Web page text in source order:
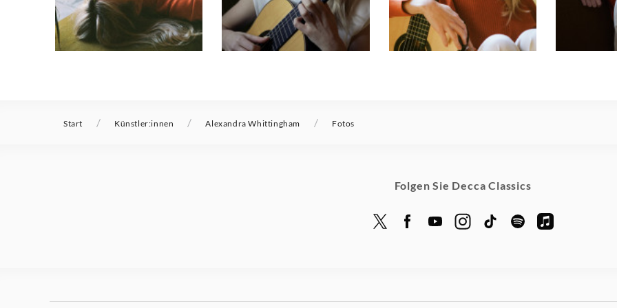
Start / Künstler:innen / Alexandra Whittingham / Fotos
Folgen Sie Decca Classics